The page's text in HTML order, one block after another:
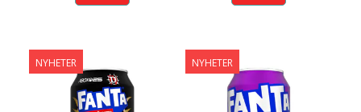
NYHETER NYHETER